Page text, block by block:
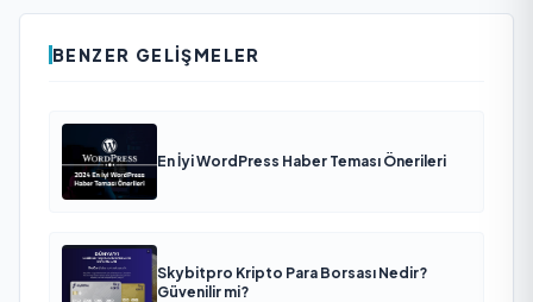
BENZER GELIŞMELER
En İyi WordPress Haber Teması Önerileri
Skybitpro Kripto Para Borsası Nedir?
Güvenilir mi?